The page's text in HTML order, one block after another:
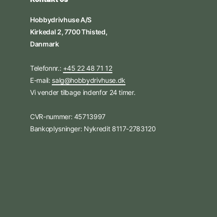
Hobbydrivhuse A/S
Kirkedal 2, 7700 Thisted,
Danmark
Telefonnr.: +45 22 48 71 12
E-mail: salg@hobbydrivhuse.dk
Vi vender tilbage indenfor 24 timer.
CVR-nummer: 45713997
Bankoplysninger: Nykredit 8117-2783120